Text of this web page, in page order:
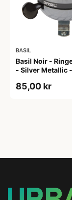
BASIL
Basil Noir -
- Silver Metallic
85,00 kr